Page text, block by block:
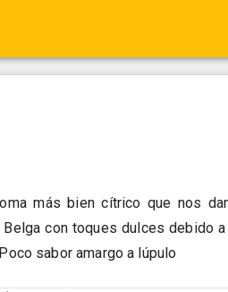
más bien cítrico que nos
con toques dulces debido
sabor amargo a lúpulo